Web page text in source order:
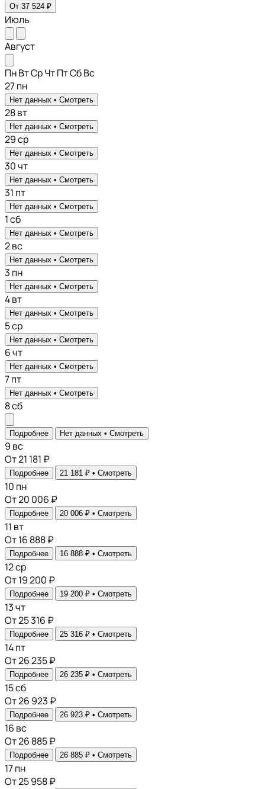
От 37 524 ₽
Июль
Август
ПнВтСрЧтПтСбВс
27пн
Нет данных • Смотреть
28вт
Нет данных • Смотреть
29ср
Нет данных • Смотреть
30чт
Нет данных • Смотреть
31 пт
Нет данных • Смотреть
1сб
Нет данных • Смотреть
2вс
Нет данных • Смотреть
3 пн
Нет данных • Смотреть
4вт
Нет данных • Смотреть
5ср
Нет данных • Смотреть
6чт
Нет данных • Смотреть
7пт
Нет данных • Смотреть
8сб
Подробнее Нет данных • Смотреть
9 вс
От 21 181 ₽
Подробнее 21 181 ₽ • Смотреть
10 пн
От 20 006 ₽
Подробнее 20 006 ₽ • Смотреть
11 вт
От 16 888 ₽
Подробнее 16 888 ₽ • Смотреть
12ср
От 19 200 ₽
Подробнее 19 200 ₽ • Смотреть
13чт
От 25 316 ₽
Подробнее 25 316 ₽ • Смотреть
14пт
От 26 235 ₽
Подробнее 26 235 ₽ • Смотреть
15сб
От 26 923 ₽
Подробнее 26 923 ₽ • Смотреть
16 вс
От 26 885 ₽
Подробнее 26 885 ₽ • Смотреть
17пн
От 25 958 ₽